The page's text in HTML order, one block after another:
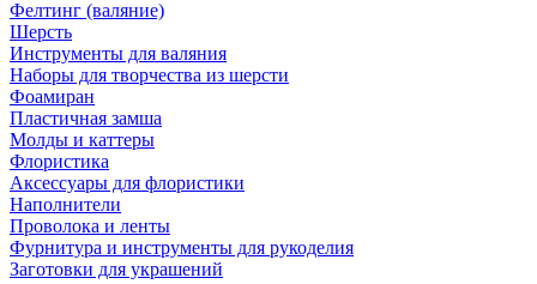
Фелтинг (валяние)
Шерсть
Инструменты для валяния
Наборы для творчества из шерсти
Фоамиран
Пластичная замша
Молды и каттеры
Флористика
Аксессуары для флористики
Наполнители
Проволока и ленты
Фурнитура и инструменты для рукоделия
Заготовки для украшений